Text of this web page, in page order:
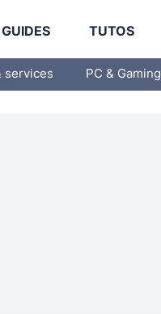
GUIDES TUTOS
services PC & Gaming